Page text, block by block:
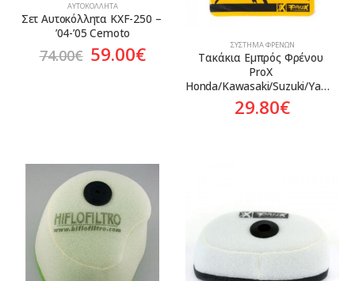
ΑΥΤΟΚΌΛΛΗΤΑ
Σετ Αυτοκόλλητα KXF-250 –
’04-’05 Cemoto
74.00€ Original
59.00€Η ΣΎΣΤΗΜΑ ΦΡΈΝΩΝ
Τακάκια Εμπρός Φρένου
ProX
Honda/Kawasaki/Suzuki/Yamaha
29.80€